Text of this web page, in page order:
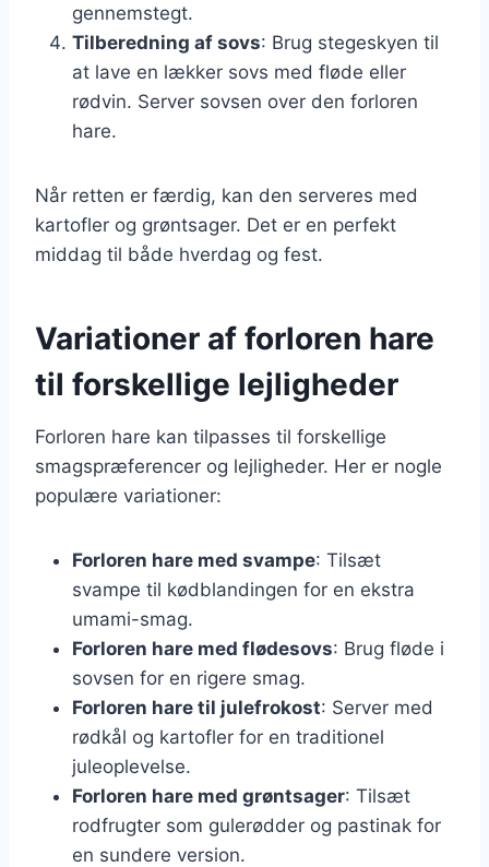
gennemstegt.
Tilberedning af sovs: Brug stegeskyen til
at lave en lækker sovs med fløde eller
rødvin. Server sovsen over den forloren
hare.
Når retten er færdig, kan den serveres med
kartofler og grøntsager. Det er en perfekt
middag til både hverdag og fest.
Variationer af forloren hare
til forskellige lejligheder
Forloren hare kan tilpasses til forskellige
smagspræferencer og lejligheder. Her er nogle
populære variationer:
Forloren hare med svampe: Tilsæt
svampe til kødblandingen for en ekstra
umami-smag.
Forloren hare med flødesovs: Brug fløde i
sovsen for en rigere smag.
Forloren hare til julefrokost: Server med
rødkål og kartofler for en traditionel
juleoplevelse.
Forloren hare med grøntsager: Tilsæt
rodfrugter som gulerødder og pastinak for
en sundere version.